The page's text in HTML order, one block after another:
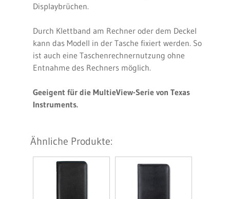
Displaybrüchen.
Durch Klettband am Rechner oder dem Deckel
kann das Modell in der Tasche fixiert werden. So
ist auch eine Taschenrechnernutzung ohne
Entnahme des Rechners möglich.
Geeigent für die MultieView-Serie von Texas
Instruments.
Ähnliche Produkte: